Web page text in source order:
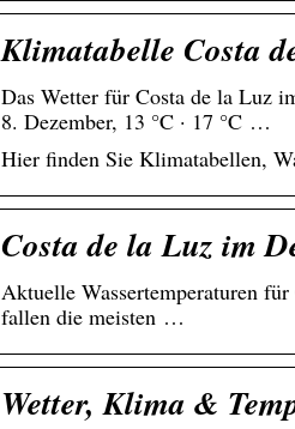
Klimatabelle Costa
Das Wetter für Costa de la Luz
8. Dezember, 13 °C · 17 °C …
Hier finden Sie Klimatabellen,
Costa de la Luz im
Aktuelle Wassertemperaturen
fallen die meisten …
Wetter, Klima &